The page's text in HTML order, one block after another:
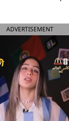
ADVERTISEMENT